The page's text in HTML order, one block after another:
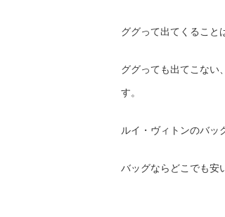
ググって出てくること
ググっても出てこない
す。
ルイ・ヴィトンのバッ
バッグならどこでも安